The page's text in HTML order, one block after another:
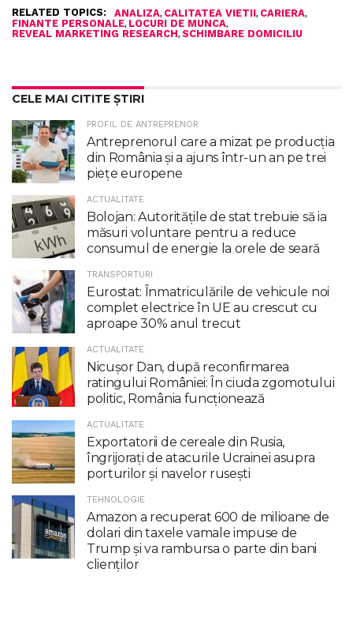
RELATED TOPICS: ANALIZA, CALITATEA VIETII, CARIERA,
FINANTE PERSONALE, LOCURI DE MUNCA,
REVEAL MARKETING RESEARCH, SCHIMBARE DOMICILIU
CELE MAI CITITE ȘTIRI
PROFIL DE ANTREPRENOR
Antreprenorul care a mizat pe producția
din România și a ajuns într-un an pe trei
piețe europene
ACTUALITATE
Bolojan: Autoritățile de stat trebuie să ia
măsuri voluntare pentru a reduce
consumul de energie la orele de seară
TRANSPORTURI
Eurostat: Înmatriculările de vehicule noi
complet electrice în UE au crescut cu
aproape 30% anul trecut
ACTUALITATE
Nicuşor Dan, după reconfirmarea
ratingului României: În ciuda zgomotului
politic, România funcţionează
ACTUALITATE
Exportatorii de cereale din Rusia,
îngrijorați de atacurile Ucrainei asupra
porturilor și navelor rusești
TEHNOLOGIE
Amazon a recuperat 600 de milioane de
dolari din taxele vamale impuse de
Trump şi va rambursa o parte din bani
clienţilor